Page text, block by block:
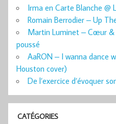
Irma en Carte Blanche @
Romain Berrodier – Up
Martin Luminet – Cœur &
poussé
AaRON – I wanna dance
Houston cover)
De l’exercice d’évoquer
CATÉGORIES